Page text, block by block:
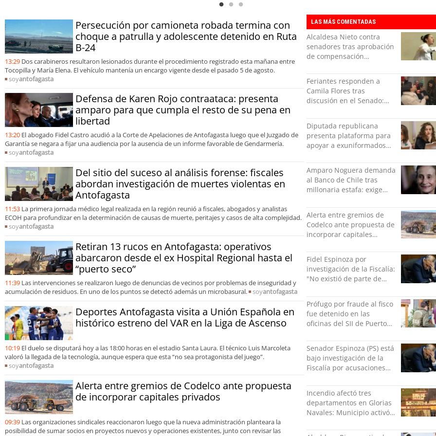
Persecución por camioneta robada termina con
choque a patrulla y adolescente detenido en Ruta
B-24
13:29 Dos carabineros resultaron lesionados durante el procedimiento registrado esta mañana entre
Tocopilla y María Elena. El vehículo mantenía un encargo vigente desde el pasado 5 de agosto.
soyantofagasta
Defensa de Karen Rojo contraataca: presenta
amparo para que cumpla el resto de su pena en
libertad
13:20 El abogado Fidel Castro acudió a la Corte de Apelaciones de Antofagasta luego que el Juzgado de
Garantía se negara a fijar una audiencia por la ausencia de un informe favorable de Gendarmería.
soyantofagasta
Del sitio del suceso al análisis forense: fiscales
abordan investigación de muertes violentas en
Antofagasta
11:53 La primera jornada médico legal realizada en la región reunió a fiscales, abogados y analistas
ECOH para profundizar en la determinación de causas de muerte, peritajes y casos de alta complejidad.
soyantofagasta
Retiran 13 rucos en Antofagasta: operativos
abarcaron desde el ex Hospital Regional hasta el
“puerto seco”
11:39 Las intervenciones se realizaron luego de denuncias de vecinos por problemas de inseguridad y
acumulación de residuos. En uno de los puntos se detectó además un microbasural.
soyantofagasta
Deportes Antofagasta visita a Unión Española en
histórico estreno del VAR en la Liga de Ascenso
10:19 El duelo se disputará hoy a las 18:00 horas en el estadio Santa Laura. El técnico Luis Marcoleta
valoró la llegada de la tecnología, aunque espera que esta “no sea protagonista del juego”.
soyantofagasta
Alerta entre gremios de Codelco ante propuesta
de incorporar capitales privados
09:39 Las organizaciones sindicales reaccionaron luego que la nueva administración planteara la
posibilidad de sumar socios en proyectos nuevos y operaciones existentes, junto con revisar las
LAS MÁS COMENTADAS
Alcaldesa Nieto contra
senadores tras aprobación
de compensación
indolente"
Feriantes responden a
Camila Flores tras
discusión en el Senado:
orgullo”
Diputada republicana
presenta plataforma para
apoyar a exuniformados
social
Amparo Noguera demanda
al Banco de Chile tras
millonaria estafa: exige
Alerta entre gremios de
Codelco ante propuesta de
incorporar capitales
Fidel Espinoza por
investigación de la Fiscalía:
"No existió de parte de
violencia física ni verbal"
Prófugo por fraude al fisco
fue detenido en las
oficinas del SII de Puerto
facturas
Senador Espinoza (PS) está
bajo investigación de la
Fiscalía por acusaciones
su pareja
Incendio afectó tres
departamentos en Glorias
Navales: Municipio activó
damnificadas